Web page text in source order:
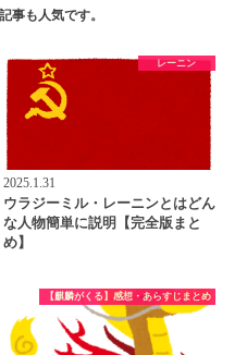
事も人気です。
レーニン
2025.1.31
ウラジーミル・レーニンとはどん
な人物簡単に説明【完全版まと
め】
【麒麟がくる】感想・あらすじまとめ